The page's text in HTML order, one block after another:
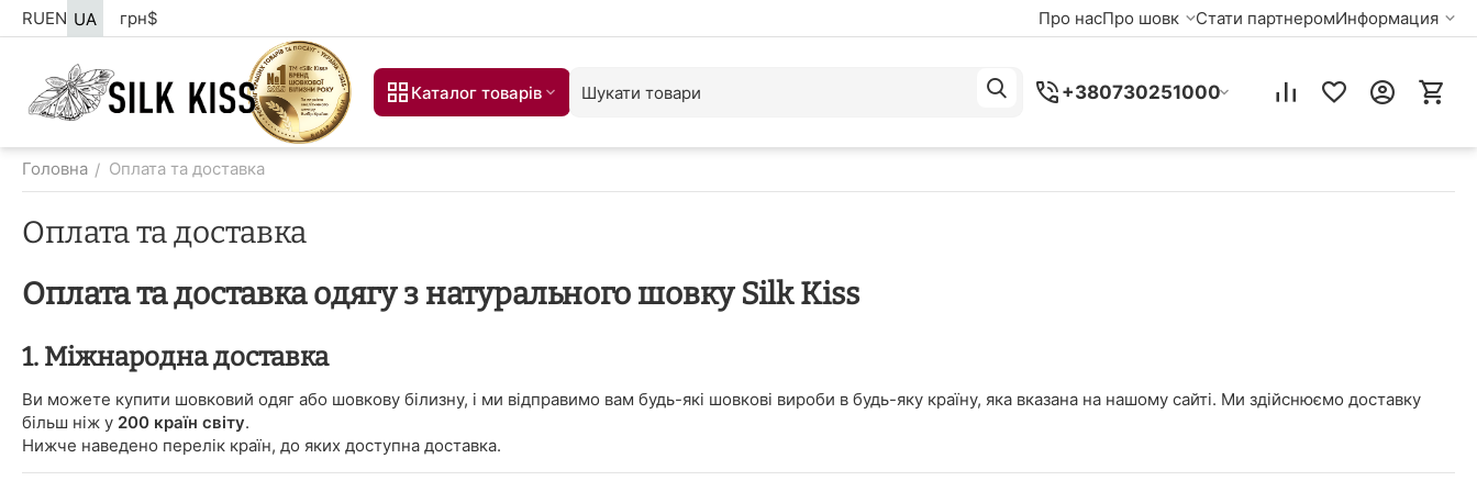
RUEN UA грн$ Про насПро шовк Стати партнеромИнформация
Каталог товарiв +380730251000
Головна / Оплата та доставка
Оплата та доставка
Оплата та доставка одягу з натурального шовку Silk Kiss
1. Міжнародна доставка
Ви можете купити шовковий одяг або шовкову білизну, і ми відправимо вам будь-які шовкові вироби в будь-яку країну, яка вказана на нашому сайті. Ми здійснюємо доставку
більш ніж у 200 країн світу.
Нижче наведено перелік країн, до яких доступна доставка.